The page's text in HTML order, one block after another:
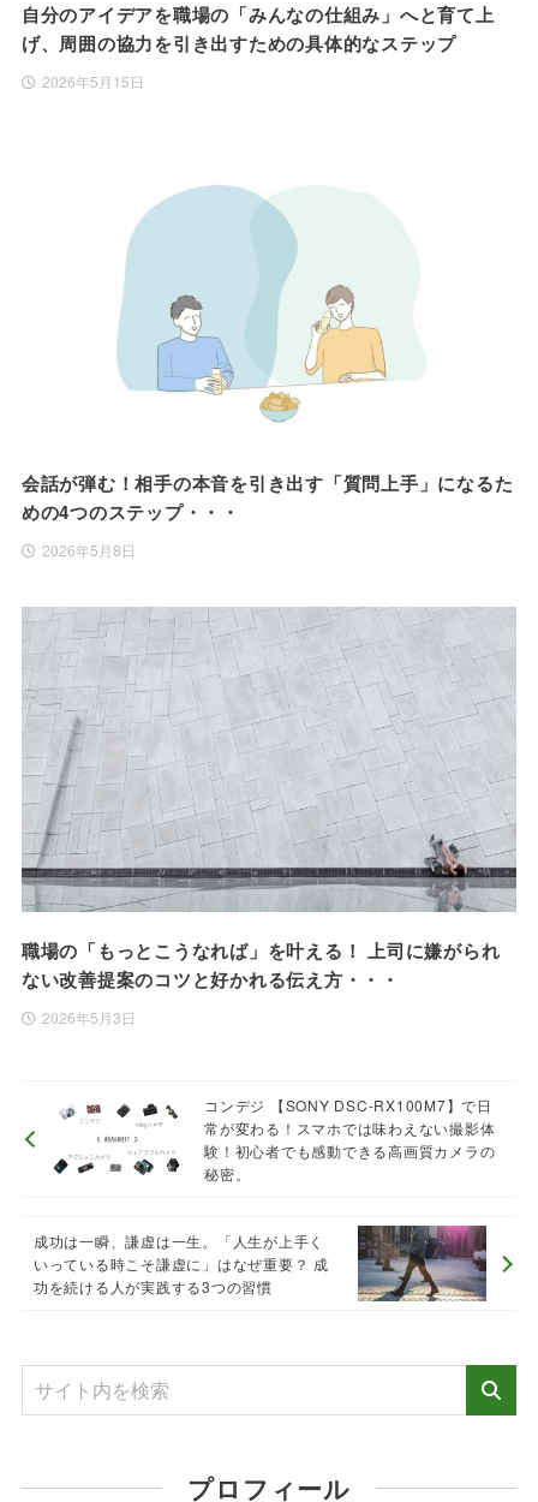
自分のアイデアを職場の「みんなの仕組み」へと育て上
げ、周囲の協力を引き出すための具体的なステップ
2026年5月15日
会話が弾む！相手の本音を引き出す「質問上手」になるた
めの4つのステップ・・・
2026年5月8日
職場の「もっとこうなれば」を叶える！ 上司に嫌がられ
ない改善提案のコツと好かれる伝え方・・・
2026年5月3日
コンデジ 【SONY DSC-RX100M7】で日
常が変わる！スマホでは味わえない撮影体
験！初心者でも感動できる高画質カメラの
秘密。
成功は一瞬、謙虚は一生。「人生が上手く
いっている時こそ謙虚に」はなぜ重要？ 成
功を続ける人が実践する3つの習慣
プロフィール